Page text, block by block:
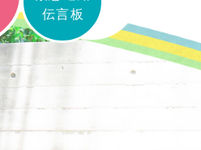
伝言板